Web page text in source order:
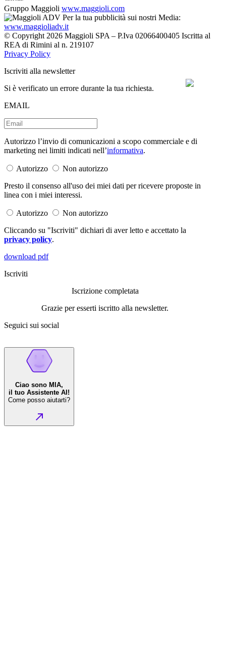
Gruppo Maggioli www.maggioli.com
Per la tua pubblicità sui nostri Media:
www.maggioliadv.it
© Copyright 2026 Maggioli SPA – P.Iva 02066400405 Iscritta al
REA di Rimini al n. 219107
Privacy Policy
Iscriviti alla newsletter
Si è verificato un errore durante la tua richiesta.
EMAIL
Autorizzo l’invio di comunicazioni a scopo commerciale e di
marketing nei limiti indicati nell’informativa.
Autorizzo
Non autorizzo
Presto il consenso all'uso dei miei dati per ricevere proposte in
linea con i miei interessi.
Autorizzo
Non autorizzo
Cliccando su "Iscriviti" dichiari di aver letto e accettato la
privacy policy.
download pdf
Iscriviti
Iscrizione completata
Grazie per esserti iscritto alla newsletter.
Seguici sui social
Ciao sono MIA,
il tuo Assistente AI!
Come posso aiutarti?